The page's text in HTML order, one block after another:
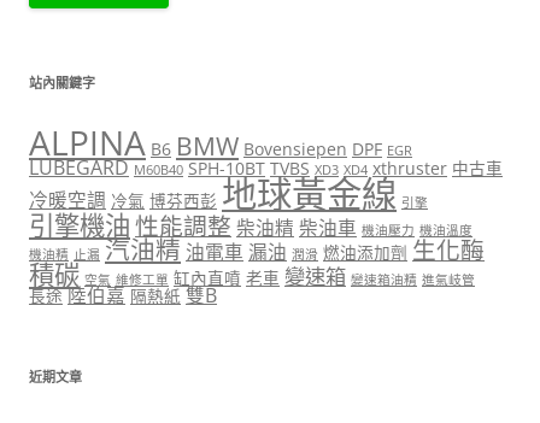
站內關鍵字
ALPINA B6 BMW Bovensiepen DPF EGR
LUBEGARD M60B40 SPH-10BT TVBS XD3 XD4 xthruster 中古車
冷暖空調 冷氣 博芬西彭 地球黃金線 引擎
引擎機油性能調整 柴油精 柴油車 機油壓力 機油溫度
機油精 止漏 汽油精 油電車 漏油 潤滑 燃油添加劑 生化酶
積碳 空氣 維修工單 缸內直噴 老車 變速箱 變速箱油精 進氣岐管
長途 陸伯嘉 隔熱紙 雙B
近期文章